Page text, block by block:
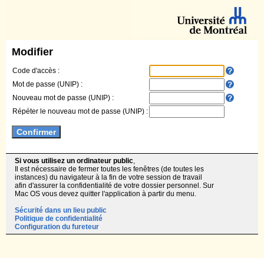
Modifier
Code d'accès :
Mot de passe (UNIP) :
Nouveau mot de passe (UNIP) :
Répéter le nouveau mot de passe (UNIP) :
Si vous utilisez un ordinateur public,
Il est nécessaire de fermer toutes les fenêtres (de toutes les
instances) du navigateur à la fin de votre session de travail
afin d'assurer la confidentialité de votre dossier personnel. Sur
Mac OS vous devez quitter l'application à partir du menu.
Sécurité dans un lieu public
Politique de confidentialité
Configuration du fureteur